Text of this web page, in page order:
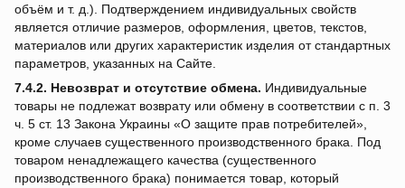
объём и т. д.). Подтверждением индивидуальных свойств
является отличие размеров, оформления, цветов, текстов,
материалов или других характеристик изделия от стандартных
параметров, указанных на Сайте.
7.4.2. Невозврат и отсутствие обмена. Индивидуальные
товары не подлежат возврату или обмену в соответствии с п. 3
ч. 5 ст. 13 Закона Украины «О защите прав потребителей»,
кроме случаев существенного производственного брака. Под
товаром ненадлежащего качества (существенного
производственного брака) понимается товар, который